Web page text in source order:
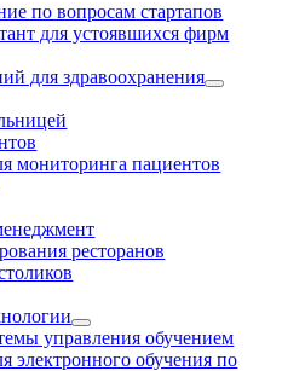
по вопросам стартапов
для устоявшихся фирм
для здравоохранения
мониторинга пациентов
ресторанов
управления обучением
электронного обучения по